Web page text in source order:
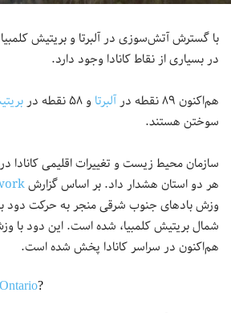
با گسترش آتش‌سوزی در آلبرتا و بریتیش
در بسیاری از نقاط کانادا وجود دارد.
هم‌اکنون ۸۹ نقطه در
آلبرتا و ۵۸ نقطه در
سوختن هستند.
سازمان محیط زیست و تغییرات اقلیمی
هر دو استان هشدار داد. بر اساس گزارش
وزش بادهای جنوب شرقی منجر به حرکت دود
شمال بریتیش کلمبیا، شده است. این دود با
هم‌اکنون در سراسر کانادا پخش شده است.
?